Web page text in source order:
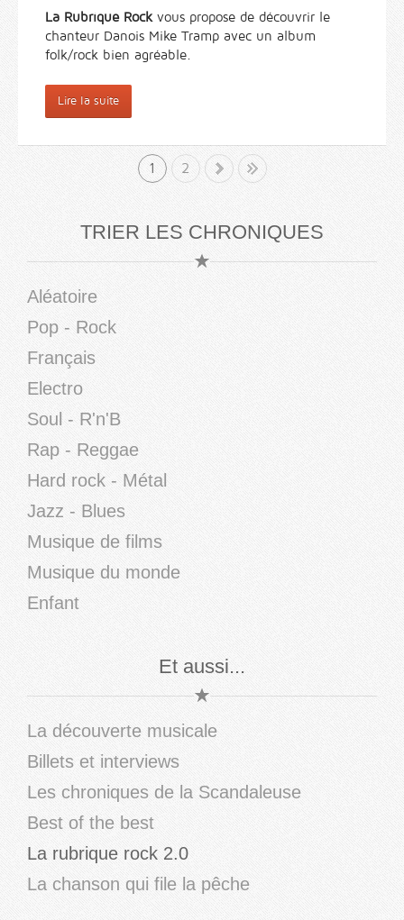
La Rubrique Rock vous propose de découvrir le
chanteur Danois Mike Tramp avec un album
folk/rock bien agréable.
Lire la suite
1 2
» Fin
TRIER LES CHRONIQUES
Aléatoire
Pop - Rock
Français
Electro
Soul - R'n'B
Rap - Reggae
Hard rock - Métal
Jazz - Blues
Musique de films
Musique du monde
Enfant
Et aussi...
La découverte musicale
Billets et interviews
Les chroniques de la Scandaleuse
Best of the best
La rubrique rock 2.0
La chanson qui file la pêche